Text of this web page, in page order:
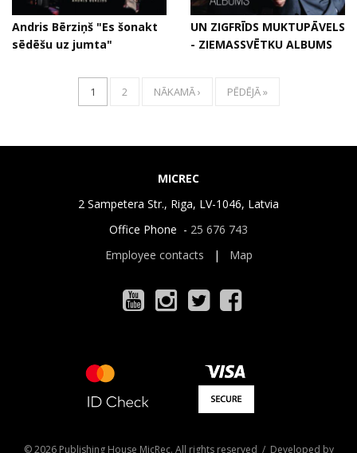
Andris Bērziņš "Es šonakt
sēdēšu uz jumta"
UN ZIGFRĪDS MUKTUPĀVELS
- ZIEMASSVĒTKU ALBUMS
1 2 NĀKAMĀ › PĒDĒJĀ »
MICREC
2 Sampetera Str., Riga, LV-1046, Latvia
Office Phone - 25 676 743
Employee contacts | Map
© 2026 Publishing House MicRec. All rights reserved / Developed by